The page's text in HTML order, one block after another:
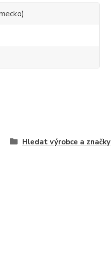
Hledat výrobce a značky